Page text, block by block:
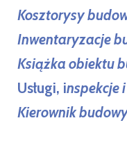
Kosztorysy
Inwentaryzacje
Książka obiektu
Usługi, inspekcje
Kierownik